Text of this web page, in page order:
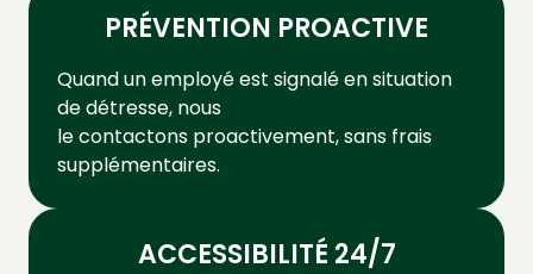
PRÉVENTION PROACTIVE
Quand un employé est signalé en situation
de détresse, nous
le contactons proactivement, sans frais
supplémentaires.
ACCESSIBILITÉ 24/7